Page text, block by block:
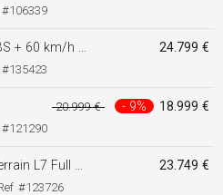
#106339
24.799 €
60 km/h vert
#135423
20.999 € - 9% 18.999 €
#121290
23.749 €
km/h autonomie + 100 Km
#123726